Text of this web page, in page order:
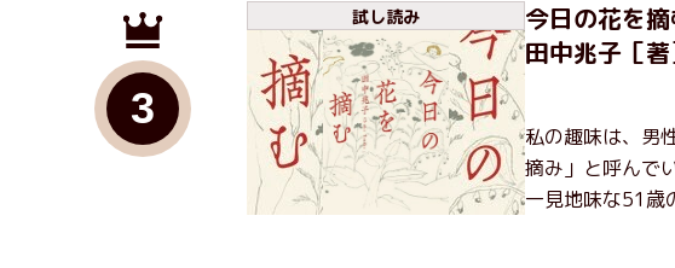
3
試し読み
今日の花を
田中兆子［著
私の趣味は、男
摘み」と呼んで
一見地味な51歳